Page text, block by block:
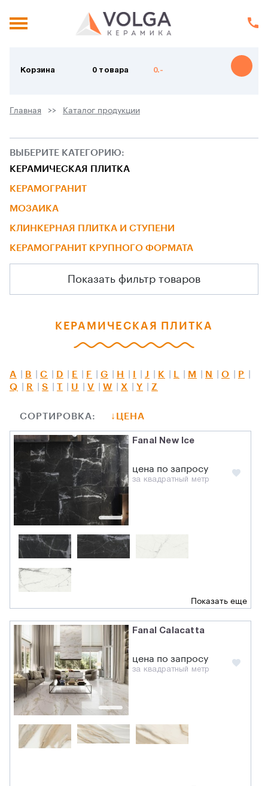
Корзина 0 товара 0.-
Главная Каталог продукции
ВЫБЕРИТЕ КАТЕГОРИЮ:
КЕРАМИЧЕСКАЯ ПЛИТКА
КЕРАМОГРАНИТ
МОЗАИКА
КЛИНКЕРНАЯ ПЛИТКА И СТУПЕНИ
КЕРАМОГРАНИТ КРУПНОГО ФОРМАТА
Показать фильтр товаров
КЕРАМИЧЕСКАЯ ПЛИТКА
A B C D E F G H J K M N O
P
Q
R S T U V W X Y Z
СОРТИРОВКА: ЦЕНА
Fanal New Ice
цена по запросу
за квадратный метр
Показать еще
Fanal Calacatta
цена по запросу
за квадратный метр